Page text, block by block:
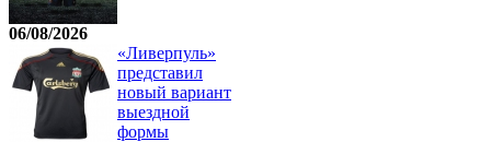
06/08/2026
«Ливерпуль»
представил
новый вариант
выездной
формы